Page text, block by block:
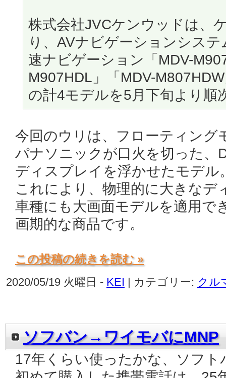
株式会社JVCケンウッドは、
り、AVナビゲーションシス
速ナビゲーション「MDV-
M907HDL」「MDV-
の計4モデルを5月下旬より順
今回のウリは、フローティング
パナソニックが口火を切った、
ディスプレイを浮かせたモデル
これにより、物理的に大きなデ
車種にも大画面モデルを適用で
画期的な商品です。
この投稿の続きを読む »
2020/05/19 火曜日 - KEI | カテゴリー: クル
ソフバン→ワイモバにMNP
17年くらい使ったかな、ソフト